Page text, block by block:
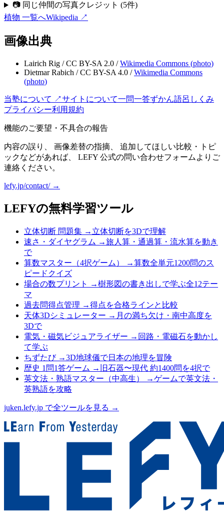
📷 同じ仲間の写真クレジット (5件)
植物 一覧へWikipedia ↗
画像出典
Lairich Rig /CC BY-SA 2.0 / Wikimedia Commons (photo)
Dietmar Rabich /CC BY-SA 4.0 / Wikimedia Commons
(photo)
当塾について ↗サイトについて一問一答ずかん語呂 しくみ
プライバシー利用規約
機能のご要望・不具合の報告
内容の誤り、 画像差替の指摘、 追加してほしい比較・トピ
ックなどがあれば、 LEFY 公式の問い合わせフォームよりご
連絡ください。
lefy.jp/contact/ →
LEFYの無料学習ツール
立体切断 問題集 → 立体切断を3Dで理解
速さ・ダイヤグラム →旅人算・通過算・流水算を動き
で
算数マスター（4択ゲーム）
→算数全単元1200問のス
ピードクイズ
場合の数プリント
→樹形図の書き出しで学ぶ全12テー
マ
過去問得点管理 →得点を合格ラインと比較
天体3Dシミュレーター → 月の満ち欠け・南中高度を
3Dで
電気・磁気ビジュアライザー → 回路・電磁石を動かし
て学ぶ
ちずたび→3D地球儀で日本の地理を冒険
歴史 1問1答ゲーム → 旧石器〜現代 約1400問を4択で
英文法・熟語マスター（中高生）
→ゲームで英文法・
英熟語を攻略
juken.lefy.jp で全ツールを見る →